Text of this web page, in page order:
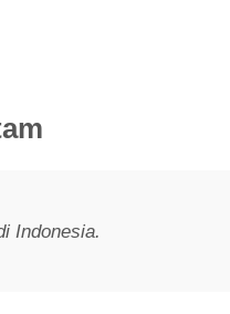
Indonesia.